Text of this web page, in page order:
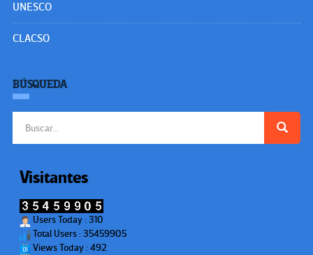
UNESCO
CLACSO
BÚSQUEDA
Visitantes
Users Today : 310
Total Users : 35459905
Views Today : 492